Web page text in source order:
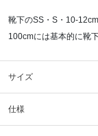
靴下のSS・S・10-
100cmには基本的に靴
サイズ
仕様